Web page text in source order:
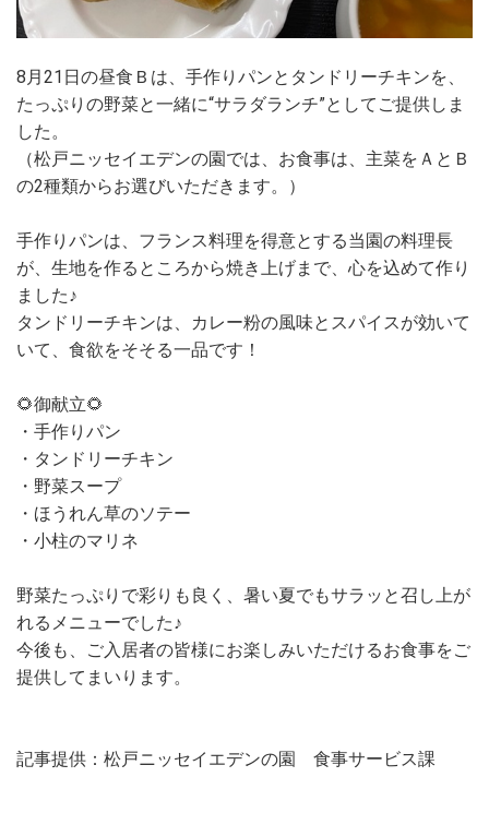
8月21日の昼食Ｂは、手作りパンとタンドリーチキンを、
たっぷりの野菜と一緒に“サラダランチ”としてご提供しま
した。
（松戸ニッセイエデンの園では、お食事は、主菜をＡとＢ
の2種類からお選びいただきます。）
手作りパンは、フランス料理を得意とする当園の料理長
が、生地を作るところから焼き上げまで、心を込めて作り
ました♪
タンドリーチキンは、カレー粉の風味とスパイスが効いて
いて、食欲をそそる一品です！
🌻御献立🌻
・手作りパン
・タンドリーチキン
・野菜スープ
・ほうれん草のソテー
・小柱のマリネ
野菜たっぷりで彩りも良く、暑い夏でもサラッと召し上が
れるメニューでした♪
今後も、ご入居者の皆様にお楽しみいただけるお食事をご
提供してまいります。
記事提供：松戸ニッセイエデンの園 食事サービス課